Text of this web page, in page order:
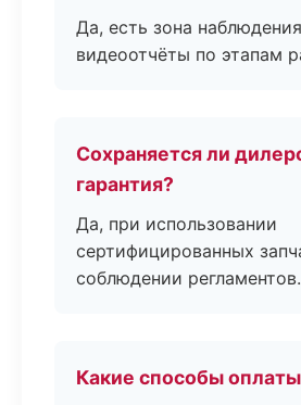
Да, есть зона
видеоотчёты по этапам
Сохраняется ли
гарантия?
Да, при использовании
сертифицированных
соблюдении регламентов.
Какие способы